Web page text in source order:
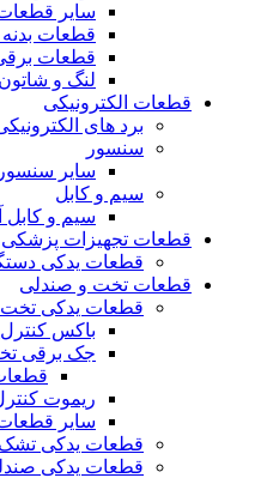
سایر
قطعات
قطعات
لنگ و
قطعات الکترونیکی
برد های
سنسور
سایر
سیم و کابل
سیم و کابل
قطعات تجهیزات پزشکی
قطعات یدکی
قطعات تخت و صندلی
قطعات یدکی تخت
باکس
جک برقی
ریموت
سایر
قطعات یدکی تشک
قطعات یدکی